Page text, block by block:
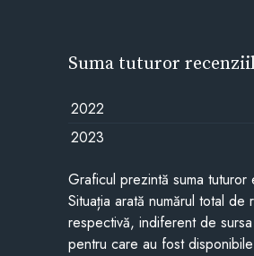
Suma tuturor
2022
2023
Graficul prezintă suma
Situația arată numărul total
respectivă, indiferent de
pentru care au fost